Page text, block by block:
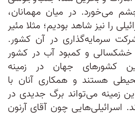
می‌خورد. در میان مهمانان،
را نیز شاهد بودیم؛ مثلا مئیر
سرمایه‌گذاری در آن کشور.
خشکسالی و کمبود آب در کشور
کشورهای جهان در زمینه
هستند و همکاری‌ آنان با
زمینه می‌تواند برگ جدیدی در
اسرائیلی‌هایی چون آقای آرنون